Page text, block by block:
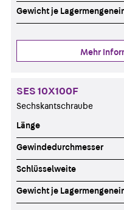
Gewicht je
Mehr
SES 10X100F
Sechskantschraube
Länge
Gewindedurchmesser
Schlüsselweite
Gewicht je